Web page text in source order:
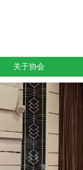
关于协会